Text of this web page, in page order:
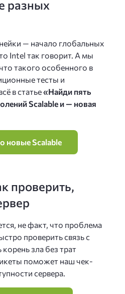
разных
— начало глобальных
Intel так говорит. А мы
такого особенного в
тесты и
в статье«Найди пять
Scalable и — новая
новые Scalable
проверить,
не факт, что проблема
проверить связь с
зла без трат
поможет наш чек-
сервера.